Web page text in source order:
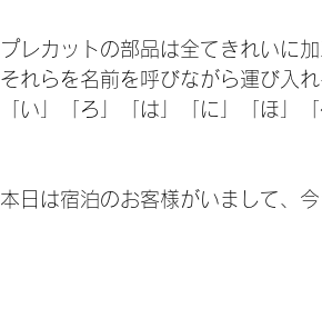
プレカットの部品は全てきれいに
それらを名前を呼びながら運び入れ
「い」「ろ」「は」「に」「ほ」「
本日は宿泊のお客様がいまして、